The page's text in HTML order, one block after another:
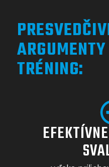
TRÉNING: